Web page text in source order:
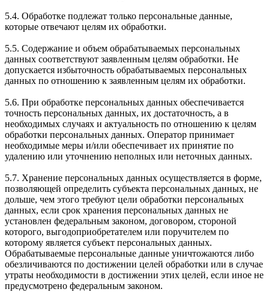
5.4. Обработке подлежат только персональные данные,
которые отвечают целям их обработки.
5.5. Содержание и объем обрабатываемых персональных
данных соответствуют заявленным целям обработки. Не
допускается избыточность обрабатываемых персональных
данных по отношению к заявленным целям их обработки.
5.6. При обработке персональных данных обеспечивается
точность персональных данных, их достаточность, а в
необходимых случаях и актуальность по отношению к целям
обработки персональных данных. Оператор принимает
необходимые меры и/или обеспечивает их принятие по
удалению или уточнению неполных или неточных данных.
5.7. Хранение персональных данных осуществляется в форме,
позволяющей определить субъекта персональных данных, не
дольше, чем этого требуют цели обработки персональных
данных, если срок хранения персональных данных не
установлен федеральным законом, договором, стороной
которого, выгодоприобретателем или поручителем по
которому является субъект персональных данных.
Обрабатываемые персональные данные уничтожаются либо
обезличиваются по достижении целей обработки или в случае
утраты необходимости в достижении этих целей, если иное не
предусмотрено федеральным законом.